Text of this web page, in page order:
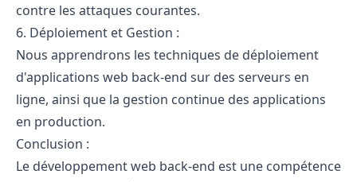
contre les attaques courantes.
6. Déploiement et Gestion :
Nous apprendrons les techniques de déploiement
d'applications web back-end sur des serveurs en
ligne, ainsi que la gestion continue des applications
en production.
Conclusion :
Le développement web back-end est une compétence